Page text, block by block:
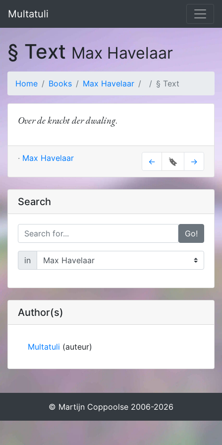
Multatuli
§ Text Max Havelaar
Home Books Max Havelaar § Text
Over de kracht der dwaling.
· Max Havelaar ← 🔖 →
Search
Go!
in
Author(s)
Multatuli (auteur)
© Martijn Coppoolse 2006-2026